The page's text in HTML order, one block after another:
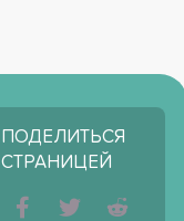
ПОДЕЛИТЬСЯ
СТРАНИЦЕЙ
FacebookTwitter